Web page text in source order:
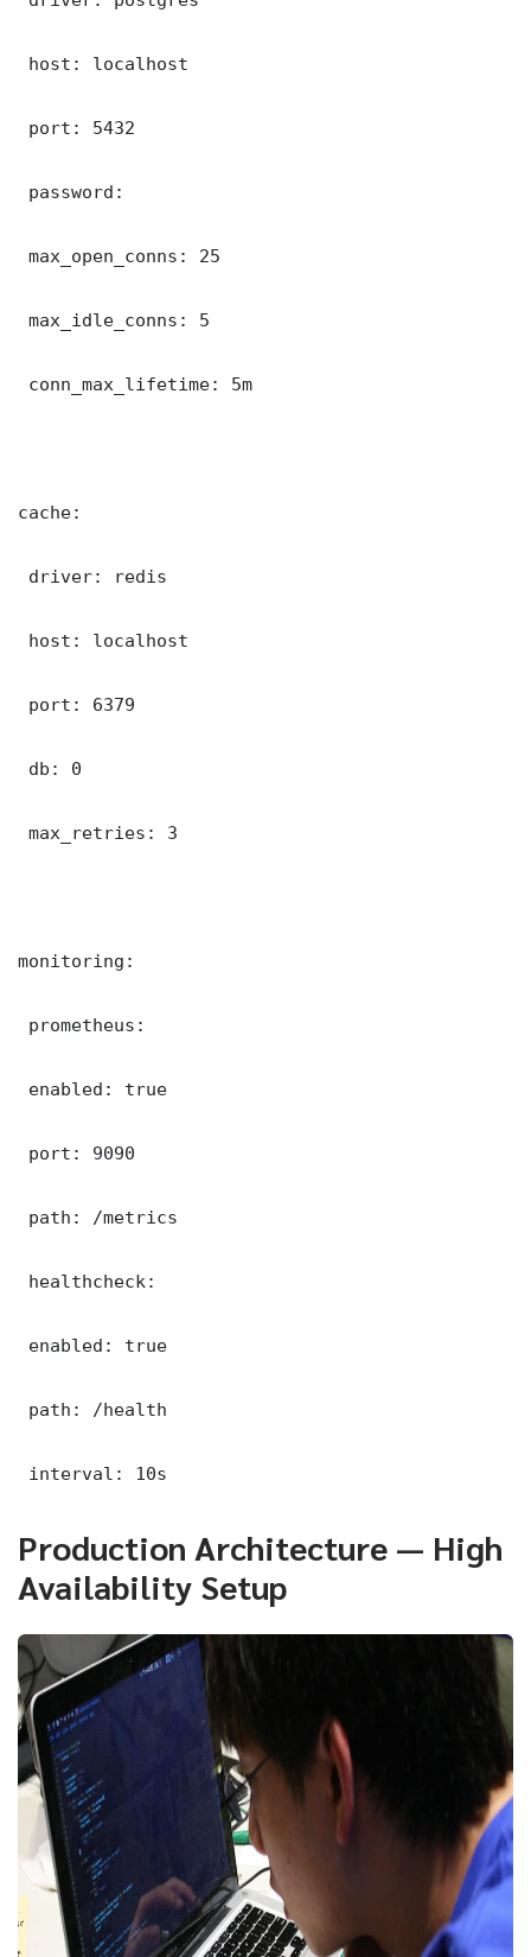
host: localhost
port: 5432
password:
max_open_conns: 25
max_idle_conns: 5
conn_max_lifetime: 5m
cache:
driver: redis
host: localhost
port: 6379
db: 0
max_retries: 3
monitoring:
prometheus:
enabled: true
port: 9090
path: /metrics
healthcheck:
enabled: true
path: /health
interval: 10s
Production Architecture — High
Availability Setup